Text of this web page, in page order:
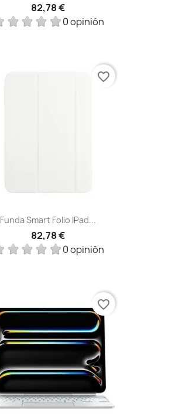
82,78 €
0 opinión
Funda Smart Folio IPad...
82,78 €
0 opinión
favorite_border
favorite_border